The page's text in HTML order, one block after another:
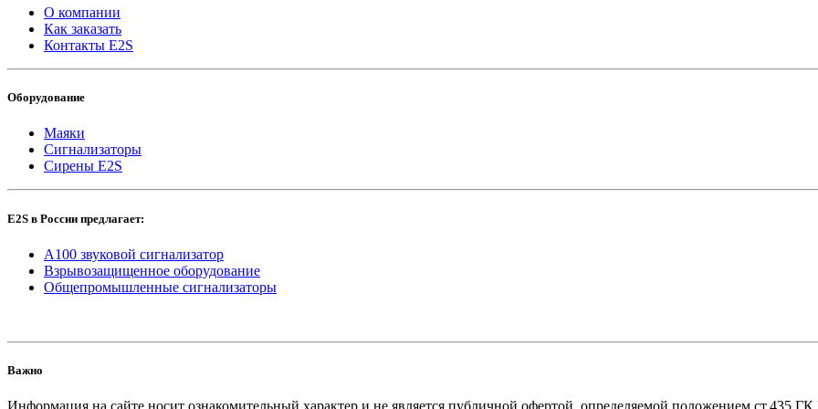
О компании
Как заказать
Контакты E2S
Оборудование
Маяки
Сигнализаторы
Сирены E2S
E2S в России предлагает:
A100 звуковой сигнализатор
Взрывозащищенное оборудование
Общепромышленные сигнализаторы
Важно
Информация на сайте носит ознакомительный характер и не является публичной офертой, определяемой положением ст.435